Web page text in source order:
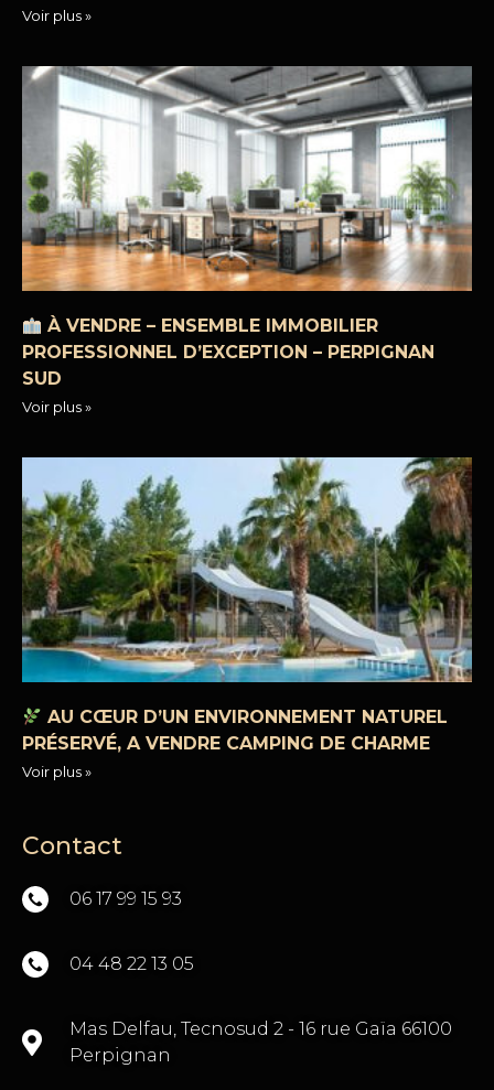
Voir plus »
À VENDRE – ENSEMBLE IMMOBILIER
PROFESSIONNEL D’EXCEPTION – PERPIGNAN
SUD
Voir plus »
AU CŒUR D’UN ENVIRONNEMENT NATUREL
PRÉSERVÉ, A VENDRE CAMPING DE CHARME
Voir plus »
Contact
06 17 99 15 93
04 48 22 13 05
Mas Delfau, Tecnosud 2 - 16 rue Gaïa 66100
Perpignan